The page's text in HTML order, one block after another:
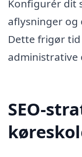
Konfigurér dit
aflysninger
Dette frigør
administrative
SEO-